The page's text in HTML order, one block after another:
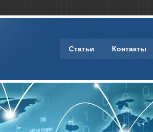
Статьи Контакты